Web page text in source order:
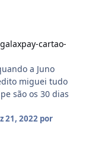
cartao-
a Juno
miguei tudo
são os 30 dias
21, 2022por